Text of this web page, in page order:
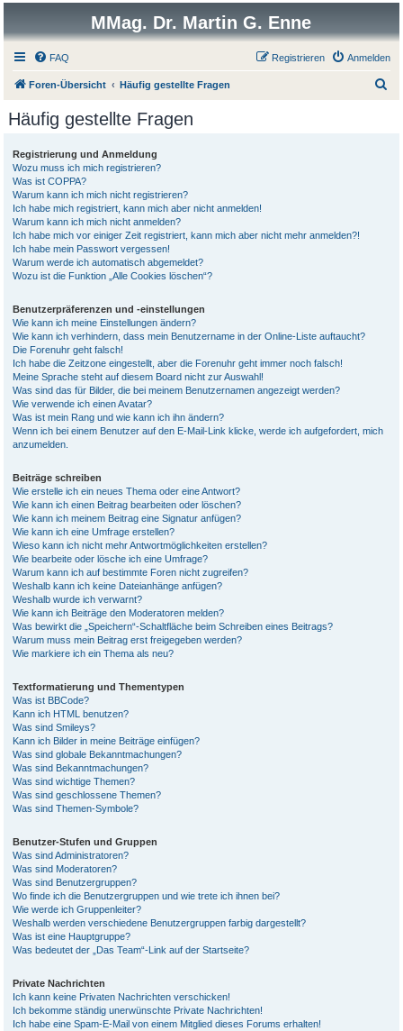
MMag. Dr. Martin G. Enne
FAQ Anmelden
Registrieren
Foren-Übersicht Häufig gestellte Fragen
Häufig gestellte Fragen
Registrierung und Anmeldung
Wozu muss ich mich registrieren?
Was ist COPPA?
Warum kann ich mich nicht registrieren?
Ich habe mich registriert, kann mich aber nicht anmelden!
Warum kann ich mich nicht anmelden?
Ich habe mich vor einiger Zeit registriert, kann mich aber nicht mehr anmelden?!
Ich habe mein Passwort vergessen!
Warum werde ich automatisch abgemeldet?
Wozu ist die Funktion „Alle Cookies löschen“?
Benutzerpräferenzen und -einstellungen
Wie kann ich meine Einstellungen ändern?
Wie kann ich verhindern, dass mein Benutzername in der Online-Liste auftaucht?
Die Forenuhr geht falsch!
Ich habe die Zeitzone eingestellt, aber die Forenuhr geht immer noch falsch!
Meine Sprache steht auf diesem Board nicht zur Auswahl!
Was sind das für Bilder, die bei meinem Benutzernamen angezeigt werden?
Wie verwende ich einen Avatar?
Was ist mein Rang und wie kann ich ihn ändern?
Wenn ich bei einem Benutzer auf den E-Mail-Link klicke, werde ich aufgefordert, mich
anzumelden.
Beiträge schreiben
Wie erstelle ich ein neues Thema oder eine Antwort?
Wie kann ich einen Beitrag bearbeiten oder löschen?
Wie kann ich meinem Beitrag eine Signatur anfügen?
Wie kann ich eine Umfrage erstellen?
Wieso kann ich nicht mehr Antwortmöglichkeiten erstellen?
Wie bearbeite oder lösche ich eine Umfrage?
Warum kann ich auf bestimmte Foren nicht zugreifen?
Weshalb kann ich keine Dateianhänge anfügen?
Weshalb wurde ich verwarnt?
Wie kann ich Beiträge den Moderatoren melden?
Was bewirkt die „Speichern“-Schaltfläche beim Schreiben eines Beitrags?
Warum muss mein Beitrag erst freigegeben werden?
Wie markiere ich ein Thema als neu?
Textformatierung und Thementypen
Was ist BBCode?
Kann ich HTML benutzen?
Was sind Smileys?
Kann ich Bilder in meine Beiträge einfügen?
Was sind globale Bekanntmachungen?
Was sind Bekanntmachungen?
Was sind wichtige Themen?
Was sind geschlossene Themen?
Was sind Themen-Symbole?
Benutzer-Stufen und Gruppen
Was sind Administratoren?
Was sind Moderatoren?
Was sind Benutzergruppen?
Wo finde ich die Benutzergruppen und wie trete ich ihnen bei?
Wie werde ich Gruppenleiter?
Weshalb werden verschiedene Benutzergruppen farbig dargestellt?
Was ist eine Hauptgruppe?
Was bedeutet der „Das Team“-Link auf der Startseite?
Private Nachrichten
Ich kann keine Privaten Nachrichten verschicken!
Ich bekomme ständig unerwünschte Private Nachrichten!
Ich habe eine Spam-E-Mail von einem Mitglied dieses Forums erhalten!